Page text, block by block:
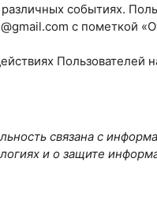
событиях.
с пометкой
Пользователей
связана с
и о защите